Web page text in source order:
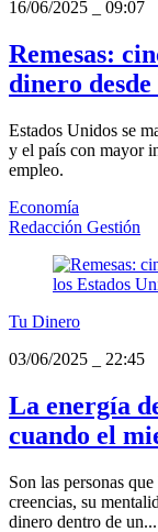
16/06/2025
09:07
Remesas:
dinero
Estados Unidos se
y el país con mayor
empleo.
Economía
Redacción Gestión
Tu Dinero
03/06/2025
22:45
La energía
cuando el
Son las personas
creencias, su
dinero dentro de un...